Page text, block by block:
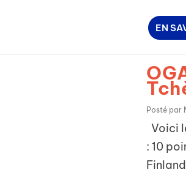
EN
Posté par
Voici
: 10